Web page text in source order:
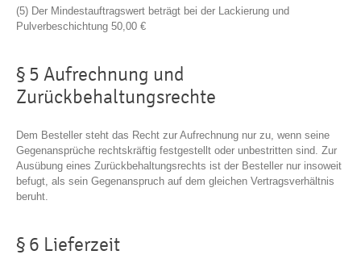
(5) Der Mindestauftragswert beträgt bei der Lackierung und
Pulverbeschichtung 50,00 €
§ 5 Aufrechnung und
Zurückbehaltungsrechte
Dem Besteller steht das Recht zur Aufrechnung nur zu, wenn seine
Gegenansprüche rechtskräftig festgestellt oder unbestritten sind. Zur
Ausübung eines Zurückbehaltungsrechts ist der Besteller nur insoweit
befugt, als sein Gegenanspruch auf dem gleichen Vertragsverhältnis
beruht.
§ 6 Lieferzeit